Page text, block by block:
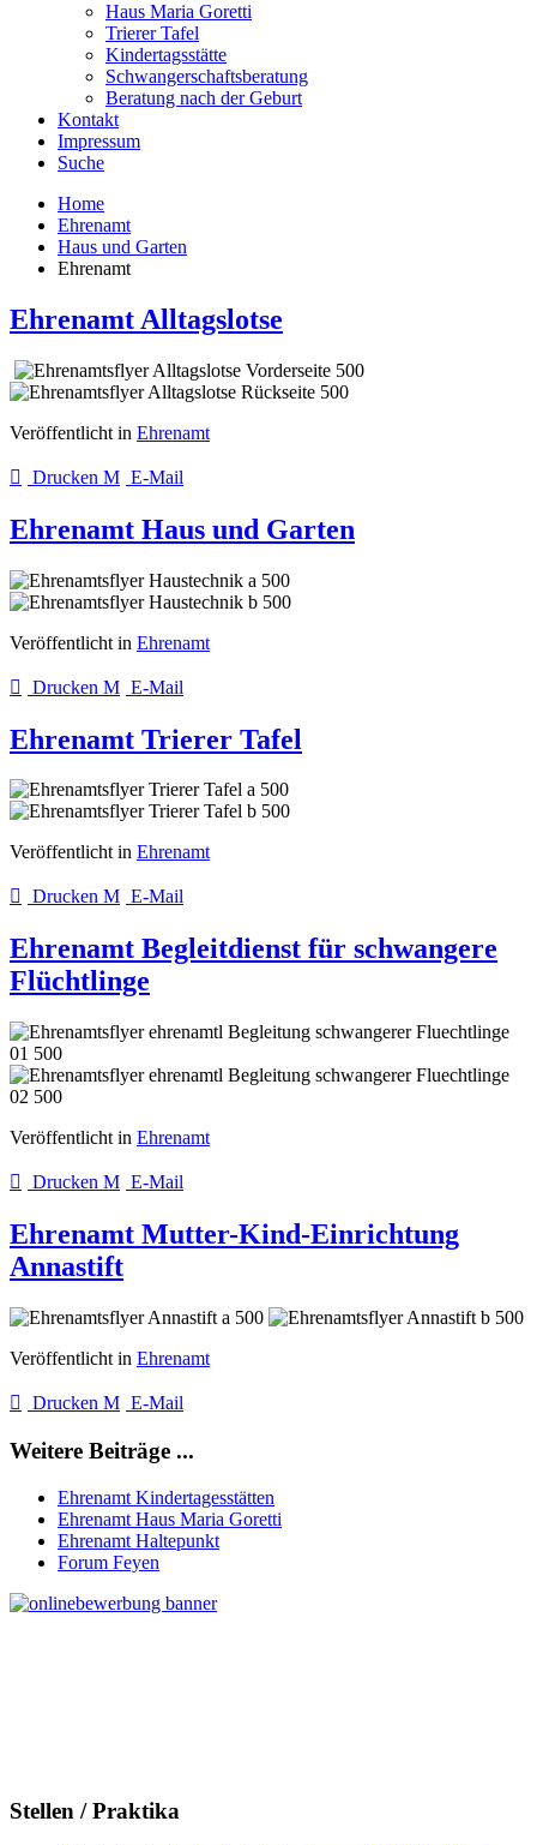
Haus Maria Goretti
Trierer Tafel
Kindertagsstätte
Schwangerschaftsberatung
Beratung nach der Geburt
Kontakt
Impressum
Suche
Home
Ehrenamt
Haus und Garten
Ehrenamt
Ehrenamt Alltagslotse
Veröffentlicht in Ehrenamt
Drucken E-Mail
Ehrenamt Haus und Garten
Veröffentlicht in Ehrenamt
Drucken E-Mail
Ehrenamt Trierer Tafel
Veröffentlicht in Ehrenamt
Drucken E-Mail
Ehrenamt Begleitdienst für schwangere
Flüchtlinge
Veröffentlicht in Ehrenamt
Drucken E-Mail
Ehrenamt Mutter-Kind-Einrichtung
Annastift
Veröffentlicht in Ehrenamt
Drucken E-Mail
Weitere Beiträge ...
Ehrenamt Kindertagesstätten
Ehrenamt Haus Maria Goretti
Ehrenamt Haltepunkt
Forum Feyen
Stellen / Praktika